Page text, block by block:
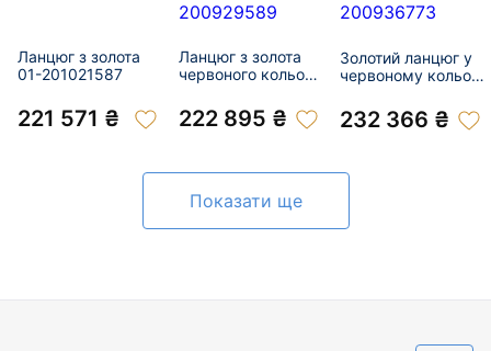
Ланцюг з золота
01-201021587
221 571 ₴
Ланцюг з золота
червоного кольору
222 895 ₴
Золотий ланцюг у
червоному кольорі
232 366 ₴
Показати ще